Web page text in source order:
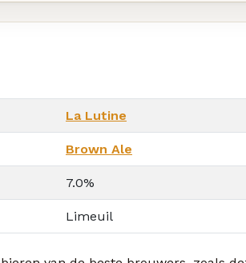
La Lutine
Brown Ale
7.0%
Limeuil